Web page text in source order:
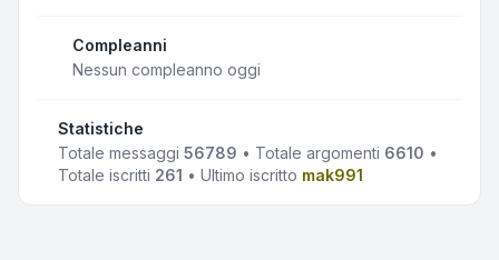
Compleanni
Nessun compleanno oggi
Statistiche
Totale messaggi 56789 • Totale argomenti 6610 •
Totale iscritti 261 • Ultimo iscritto mak991